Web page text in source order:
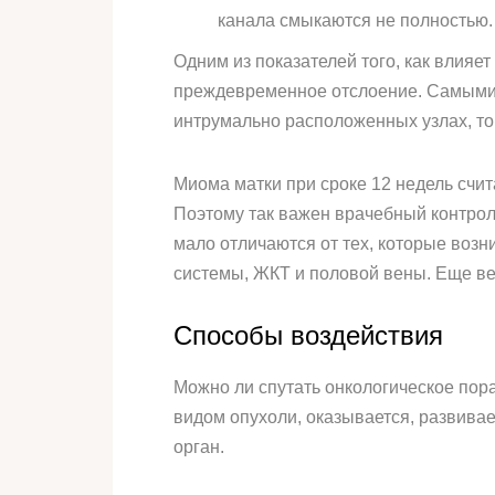
канала смыкаются не полностью.
Одним из показателей того, как
преждевременное отслоение.
интрумально расположенных узлах,
Миома матки при сроке 12 недель
Поэтому так важен врачебный
мало отличаются от тех, которые
системы, ЖКТ и половой вены. Еще
Способы воздействия
Можно ли спутать онкологическое
видом опухоли, оказывается,
орган.